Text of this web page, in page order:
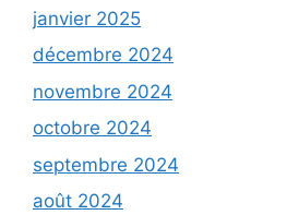
janvier 2025
décembre 2024
novembre 2024
octobre 2024
septembre 2024
août 2024